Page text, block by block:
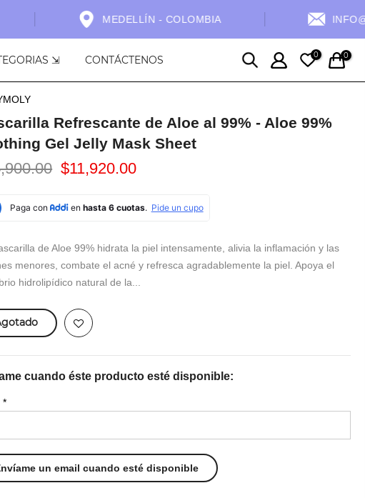
MEDELLÍN - COLOMBIA
⇲ CONTÁCTENOS 0 0
Refrescante de Aloe al 99% - Aloe 99%
Gel Jelly Mask Sheet
$11,920.00
de Aloe 99% hidrata la piel intensamente, alivia la inflamación y las
menores, combate el acné y refresca agradablemente la piel. Apoya el
hidrolipídico natural de la...
cuando éste producto esté disponible:
*